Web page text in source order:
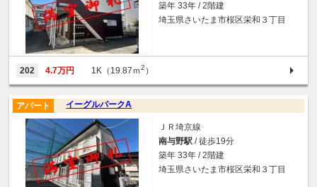
築年 33年 / 2階建
埼玉県さいたま市桜区栄和３丁目
202 4.7万円 1K（19.87ｍ2 ）
イーグルパークA
アパート
ＪＲ埼京線
南与野駅 / 徒歩19分
築年 33年 / 2階建
埼玉県さいたま市桜区栄和３丁目